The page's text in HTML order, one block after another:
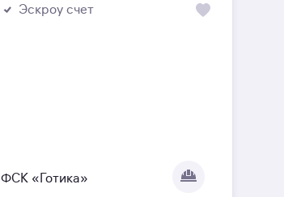
Эскроу счет
ФСК «Готика»